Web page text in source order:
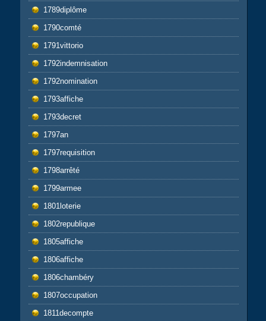
1789diplôme
1790comté
1791vittorio
1792indemnisation
1792nomination
1793affiche
1793decret
1797an
1797requisition
1798arrêté
1799armee
1801loterie
1802republique
1805affiche
1806affiche
1806chambéry
1807occupation
1811decompte